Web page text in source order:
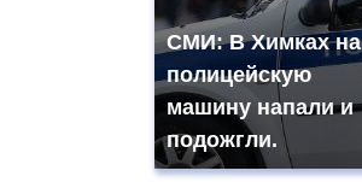
СМИ: В Химках на
полицейскую
машину напали и
подожгли.